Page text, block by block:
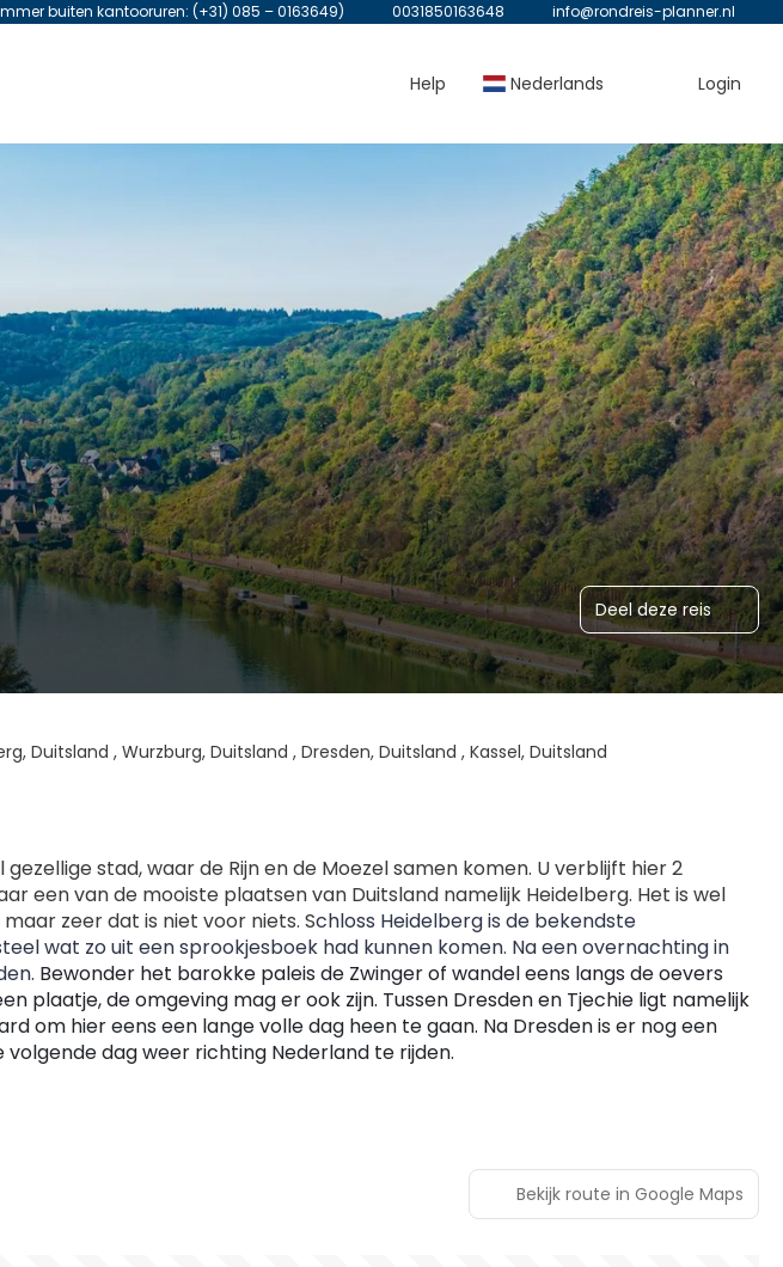
buiten kantooruren: (+31) 085 – 0163649) 0031850163648 info@rondreis-planner.nl
Help Nederlands Login
Deel deze reis
Duitsland , Wurzburg, Duitsland , Dresden, Duitsland , Kassel, Duitsland
stad, waar de Rijn en de Moezel samen komen. U verblijft hier 2
een van de mooiste plaatsen van Duitsland namelijk Heidelberg. Het is wel
zeer dat is niet voor niets. Schloss Heidelberg is de bekendste
wat zo uit een sprookjesboek had kunnen komen. Na een overnachting in
Bewonder het barokke paleis de Zwinger of wandel eens langs de oevers
om hier eens een lange volle dag heen te gaan. Na Dresden is er nog een
dag weer richting Nederland te rijden.
Bekijk route in Google Maps